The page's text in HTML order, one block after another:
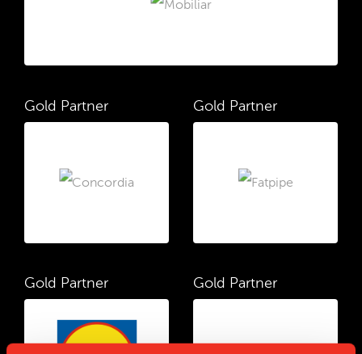
Gold Partner Gold Partner
Gold Partner Gold Partner